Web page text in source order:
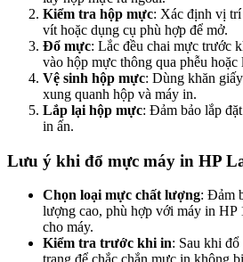
Kiểm tra hộp mực: Xác định vị trí
vít hoặc dụng cụ phù hợp để mở.
Đổ mực: Lắc đều chai mực trước
vào hộp mực thông qua phễu hoặc
Vệ sinh hộp mực: Dùng khăn
xung quanh hộp và máy in.
Lắp lại hộp mực: Đảm bảo lắp
in ấn.
Lưu ý khi đổ mực máy in HP
Chọn loại mực chất lượng: Đảm
lượng cao, phù hợp với máy in HP
cho máy.
Kiểm tra trước khi in: Sau khi